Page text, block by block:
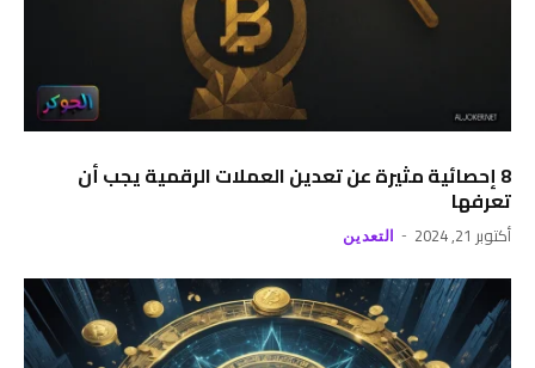
8 إحصائية مثيرة عن تعدين العملات الرقمية يجب أن
تعرفها
أكتوبر 21, 2024 التعدين